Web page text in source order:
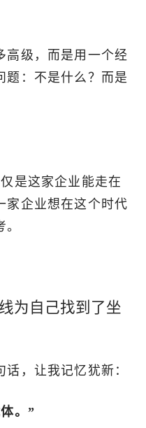
高级，而是用一个经
题：不是什么？而是
是这家企业能走在
家企业想在这个时代
为自己找到了坐
，让我记忆犹新：
。”